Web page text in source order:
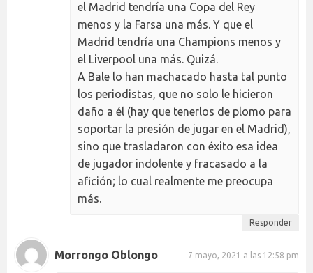
el Madrid tendría una Copa del Rey
menos y la Farsa una más. Y que el
Madrid tendría una Champions menos y
el Liverpool una más. Quizá.
A Bale lo han machacado hasta tal punto
los periodistas, que no solo le hicieron
daño a él (hay que tenerlos de plomo para
soportar la presión de jugar en el Madrid),
sino que trasladaron con éxito esa idea
de jugador indolente y fracasado a la
afición; lo cual realmente me preocupa
más.
Responder
Morrongo Oblongo 7 mayo, 2021 a las 12:58 pm